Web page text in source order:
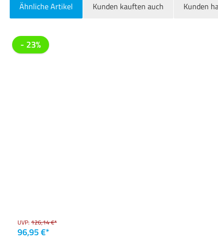
Ähnliche Artikel Kunden kauften auch Kunden
Produktgalerie überspringen
- 23%
UVP: 126,14 €*
96,95 €*